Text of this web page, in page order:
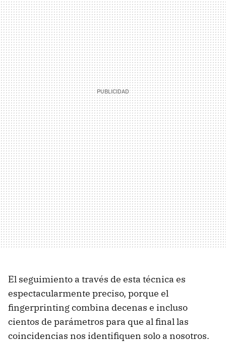
El seguimiento a través de esta técnica es
espectacularmente preciso, porque el
fingerprinting combina decenas e incluso
cientos de parámetros para que al final las
coincidencias nos identifiquen solo a nosotros.